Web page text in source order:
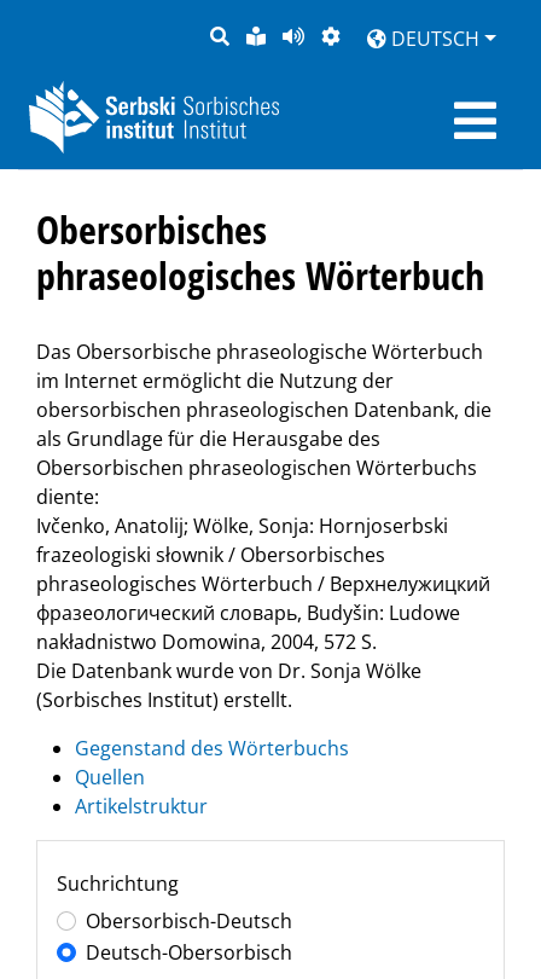
SUCHELEICHTE
SPRACHE
SEITEDARSTELLUNG
DEUTSCH
Obersorbisches
phraseologisches Wörterbuch
Das Obersorbische phraseologische Wörterbuch
im Internet ermöglicht die Nutzung der
obersorbischen phraseologischen Datenbank, die
als Grundlage für die Herausgabe des
Obersorbischen phraseologischen Wörterbuchs
diente:
Ivčenko, Anatolij; Wölke, Sonja: Hornjoserbski
frazeologiski słownik / Obersorbisches
phraseologisches Wörterbuch / Верхнелужицкий
фразеологический словарь, Budyšin: Ludowe
nakładnistwo Domowina, 2004, 572 S.
Die Datenbank wurde von Dr. Sonja Wölke
(Sorbisches Institut) erstellt.
Gegenstand des Wörterbuchs
Quellen
Artikelstruktur
Suchrichtung
Obersorbisch-Deutsch
Deutsch-Obersorbisch